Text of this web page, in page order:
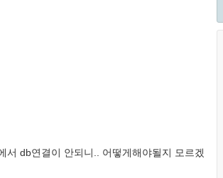
서 db연결이 안되니.. 어떻게해야될지 모르겠